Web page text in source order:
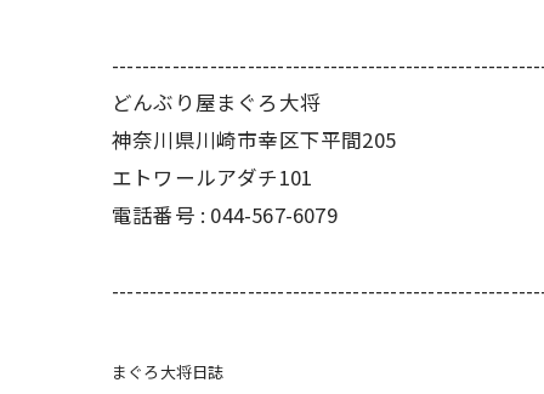
どんぶり屋まぐろ大将
神奈川県川崎市幸区下平間205
エトワールアダチ101
電話番号 : 044-567-6079
まぐろ大将日誌